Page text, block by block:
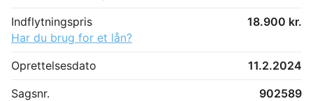
Indflytningspris
18.900 kr.
Har du brug for et lån?
Oprettelsesdato
11.2.2024
Sagsnr.
902589